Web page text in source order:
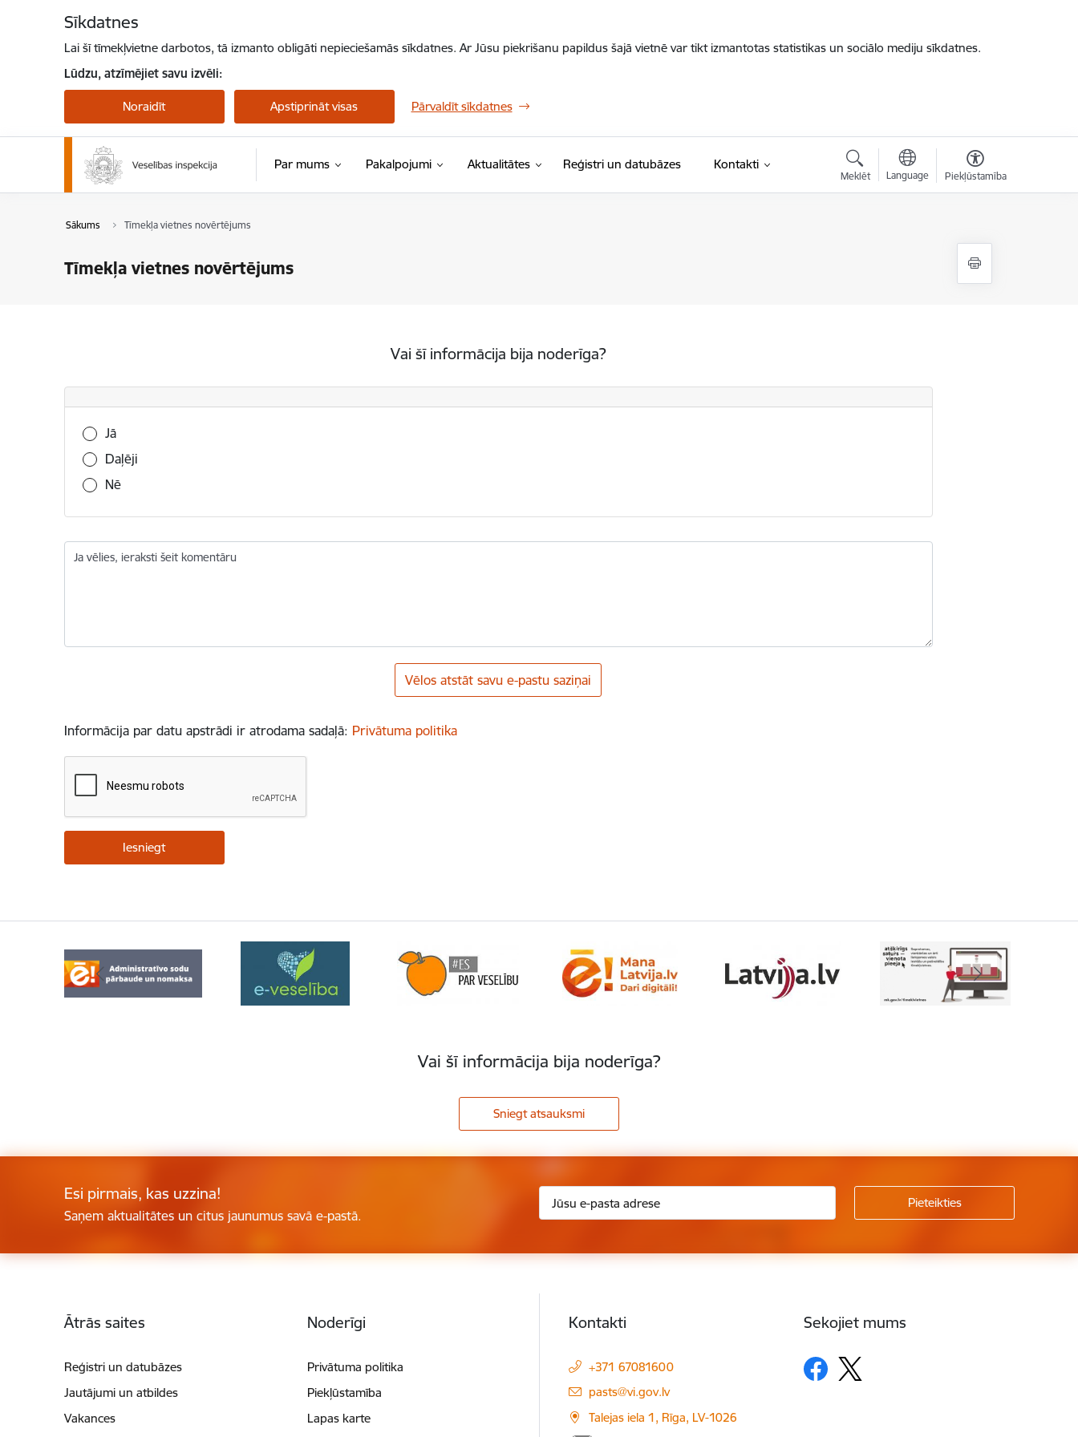
Sīkdatnes
Lai šī tīmekļvietne darbotos, tā izmanto obligāti nepieciešamās sīkdatnes. Ar Jūsu piekrišanu papildus šajā vietnē var tikt izmantotas statistikas un sociālo mediju sīkdatnes.
Lūdzu, atzīmējiet savu izvēli:
Noraidīt Apstiprināt visas Pārvaldīt sīkdatnes
Par mums Pakalpojumi Aktualitātes Reģistri un datubāzes Kontakti
Meklēt Language Piekļūstamība
Sākums Tīmekļa vietnes novērtējums
Tīmekļa vietnes novērtējums
Vai šī informācija bija noderīga?
Vai šī informācija bija noderīga?
Jā
Daļēji
Nē
Ja vēlies, ieraksti šeit komentāru
Vēlos atstāt savu e-pastu saziņai
Informācija par datu apstrādi ir atrodama sadaļā: Privātuma politika
Vai šī informācija bija noderīga?
Sniegt atsauksmi
Esi pirmais, kas uzzina!
Saņem aktualitātes un citus jaunumus savā e-pastā.
Ātrās saites
Reģistri un datubāzes
Jautājumi un atbildes
Vakances
Noderīgi
Privātuma politika
Piekļūstamība
Lapas karte
Kontakti
+371 67081600
E-pasts:
pasts@vi.gov.lv
Talejas iela 1, Rīga, LV-1026
Sekojiet mums